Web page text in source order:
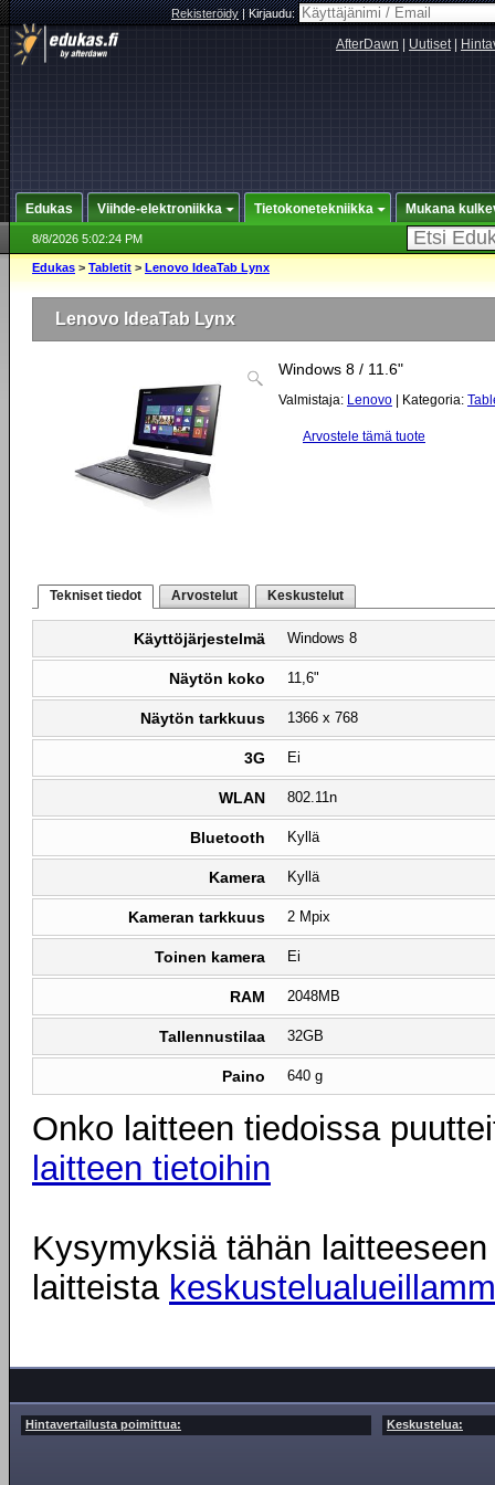
Rekisteröidy|Kirjaudu:
AfterDawn Uutiset|
Edukas Viihde-elektroniikka Tietokonetekniikka Mukana
8/8/2026 5:02:24 PM
Edukas > Tabletit > Lenovo IdeaTab Lynx
Lenovo IdeaTab Lynx
Windows 8 / 11.6"
Valmistaja: Lenovo | Kategoria:
Arvostele tämä tuote
Tekniset tiedot Arvostelut Keskustelut
Käyttöjärjestelmä Windows 8
Näytön koko 11,6"
Näytön tarkkuus 1366 x 768
3G Ei
WLAN 802.11n
Bluetooth Kyllä
Kamera Kyllä
Kameran tarkkuus 2 Mpix
Toinen kamera Ei
RAM 2048MB
Tallennustilaa 32GB
Paino 640 g
Onko laitteen tiedoissa
laitteen tietoihin
Kysymyksiä tähän
laitteista
Hintavertailusta poimittua: Keskustelua: